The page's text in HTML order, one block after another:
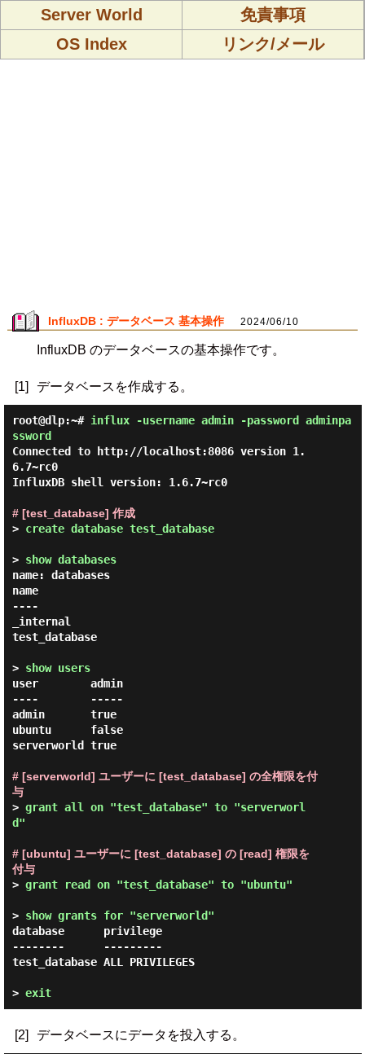
Server World
免責事項
OS Index
リンク/メール
InfluxDB : データベース 基本操作 2024/06/10
InfluxDB のデータベースの基本操作です。
[1] データベースを作成する。
root@dlp:~# influx -username admin -password adminpa
ssword
Connected to http://localhost:8086 version 1.
6.7~rc0
InfluxDB shell version: 1.6.7~rc0
# [test_database] 作成
> create database test_database
> show databases
name: databases
name
----
_internal
test_database
> show users
user        admin
----        -----
admin       true
ubuntu      false
serverworld true
# [serverworld] ユーザーに [test_database] の全権限を付
与
> grant all on "test_database" to "serverworl
d"
# [ubuntu] ユーザーに [test_database] の [read] 権限を
付与
> grant read on "test_database" to "ubuntu"
> show grants for "serverworld"
database      privilege
--------      ---------
test_database ALL PRIVILEGES
> exit
[2] データベースにデータを投入する。